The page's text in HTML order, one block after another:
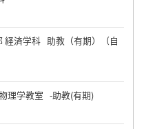
経済学科 助教（有期）（自
理学教室 -助教(有期)